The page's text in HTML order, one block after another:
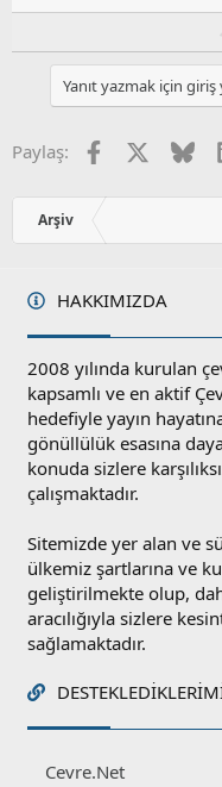
Yanıt yazmak için
Paylaş: Facebook
Arşiv
HAKKIMIZDA
2008 yılında kurulan
kapsamlı ve en aktif
hedefiyle yayın
gönüllülük esasına
konuda sizlere
çalışmaktadır.
Sitemizde yer alan ve
ülkemiz şartlarına ve
geliştirilmekte olup,
aracılığıyla sizlere
sağlamaktadır.
Cevre.Net